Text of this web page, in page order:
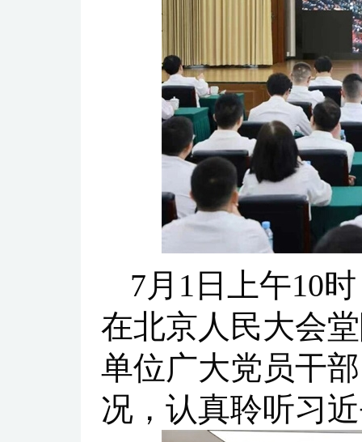
7月1日上午10
在北京人民大会
单位广大党员干
况，认真聆听习